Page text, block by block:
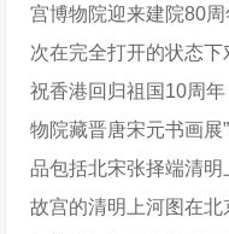
宫博物院迎来建院80
次在完全打开的状态
祝香港回归祖国10周
物院藏晋唐宋元书画展
品包括北宋张择端清明
故宫的清明上河图在